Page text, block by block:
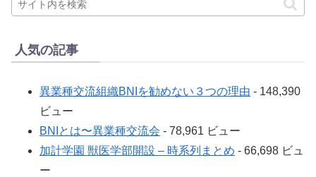
人気の記事
異業種交流組織BNIを勧めない３つの理由 - 148,390
ビュー
BNIとは〜異業種交流会 - 78,961 ビュー
加計学園 獣医学部開設 – 時系列まとめ - 66,698 ビュ
ー